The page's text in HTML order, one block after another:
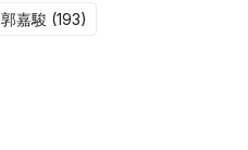
郭嘉駿 (193)